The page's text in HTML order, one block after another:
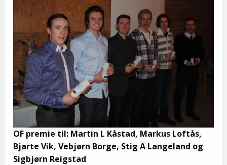
OF premie til: Martin L Kåstad, Markus Loftås,
Bjarte Vik, Vebjørn Borge, Stig A Langeland og
Sigbjørn Reigstad